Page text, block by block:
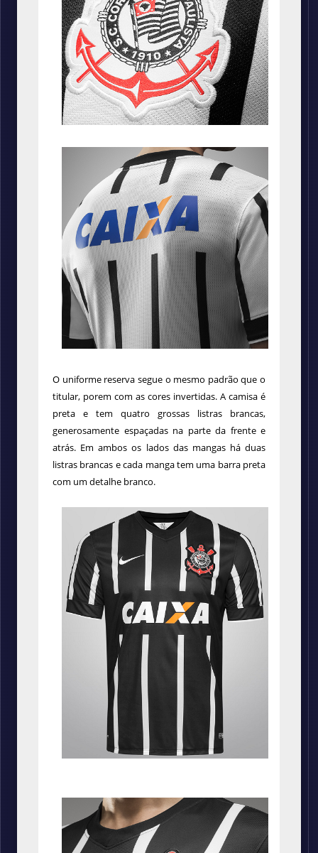
O uniforme reserva segue o mesmo padrão que o
titular, porem com as cores invertidas. A camisa é
preta e tem quatro grossas listras brancas,
generosamente espaçadas na parte da frente e
atrás. Em ambos os lados das mangas há duas
listras brancas e cada manga tem uma barra preta
com um detalhe branco.